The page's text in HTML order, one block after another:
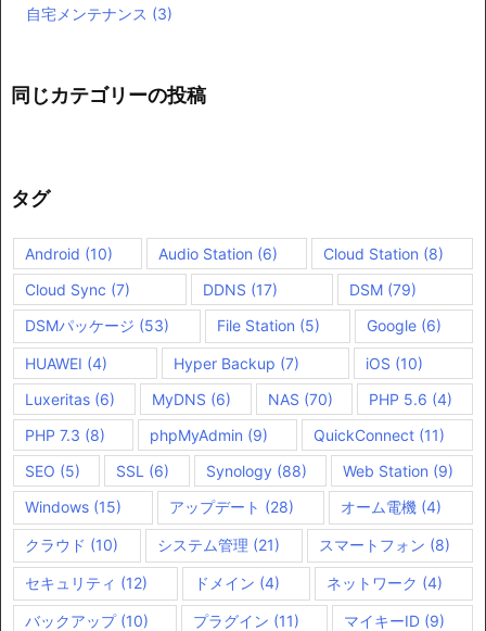
自宅メンテナンス (3)
同じカテゴリーの投稿
タグ
Android (10) Audio Station (6) Cloud Station (8)
Cloud Sync (7) DDNS (17) DSM (79)
DSMパッケージ (53) File Station (5) Google (6)
HUAWEI (4) Hyper Backup (7) iOS (10)
Luxeritas (6) MyDNS (6) NAS (70) PHP 5.6 (4)
PHP 7.3 (8) phpMyAdmin (9) QuickConnect(11)
SEO (5) SSL (6) Synology (88) Web Station (9)
Windows (15) アップデート (28) オーム電機 (4)
クラウド (10) システム管理 (21) スマートフォン (8)
セキュリティ (12) ドメイン (4) ネットワーク (4)
バックアップ(10) プラグイン (11) マイキーID (9)